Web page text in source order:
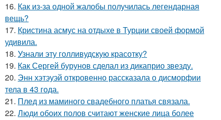
16. Как из-за одной жалобы получилась легендарная
вещь?
17. Кристина асмус на отдыхе в Турции своей формой
удивила.
18. Узнали эту голливудскую красотку?
19. Как Сергей бурунов сделал из дикаприо звезду.
20. Энн хэтэуэй откровенно рассказала о дисморфии
тела в 43 года.
21. Плед из маминого свадебного платья связала.
22. Люди обоих полов считают женские лица более